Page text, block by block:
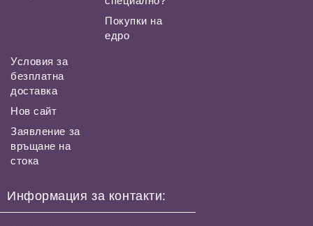
Покупки на
едро
Условия за
безплатна
доставка
Нов сайт
Заявление за
връщане на
стока
Информация за контакти: